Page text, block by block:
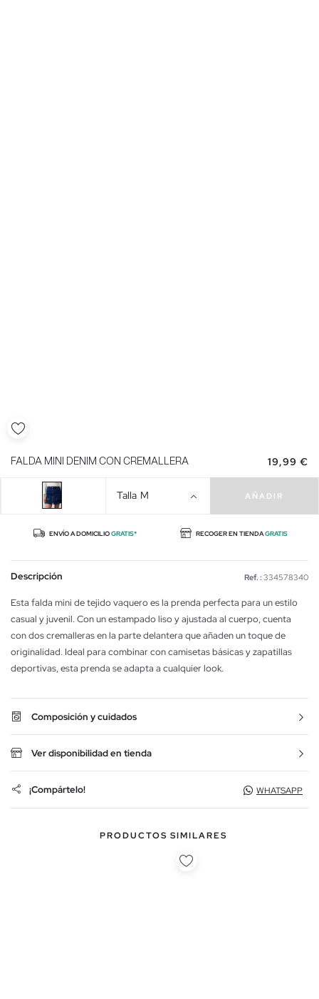
FALDA MINI DENIM CON CREMALLERA 19,99 €
Talla M AÑADIR
ENVÍO A DOMICILIOGRATIS* RECOGER EN TIENDAGRATIS
Descripción Ref. : 334578340
Esta falda mini de tejido vaquero es la prenda perfecta para un estilo
casual y juvenil. Con un estampado liso y ajustada al cuerpo, cuenta
con dos cremalleras en la parte delantera que añaden un toque de
originalidad. Ideal para combinar con camisetas básicas y zapatillas
deportivas, esta prenda se adapta a cualquier look.
Composición y cuidados
Ver disponibilidad en tienda
¡Compártelo! WHATSAPP
PRODUCTOS SIMILARES